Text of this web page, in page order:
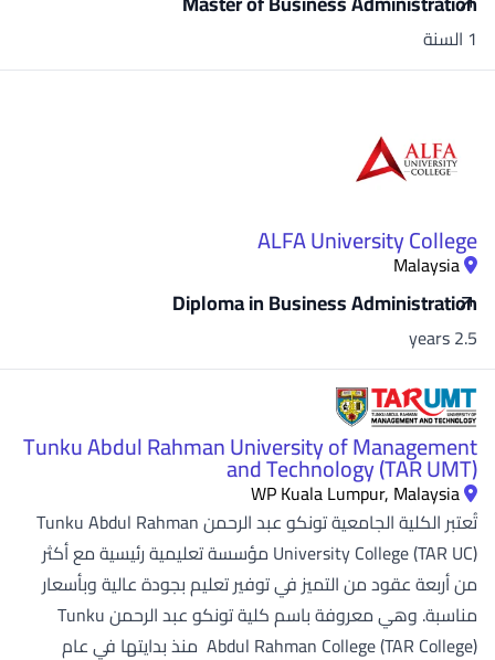
1 السنة
ALFA University College
Malaysia
Diploma in Business Administration
2.5 years
Tunku Abdul Rahman University of Management
and Technology (TAR UMT)
WP Kuala Lumpur, Malaysia
تُعتبر الكلية الجامعية تونكو عبد الرحمن Tunku Abdul Rahman
University College (TAR UC) مؤسسة تعليمية رئيسية مع أكثر
من أربعة عقود من التميز في توفير تعليم بجودة عالية وبأسعار
مناسبة. وهي معروفة باسم كلية تونكو عبد الرحمن Tunku
Abdul Rahman College (TAR College) منذ بدايتها في عام